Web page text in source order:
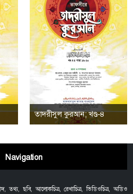
তাদরীসুল কুরআন; খণ্ড-৪
Navigation
তথ্য, ছবি, আলোকচিত্র, রেখাচিত্র, ভিডিওচিত্র, অডিও